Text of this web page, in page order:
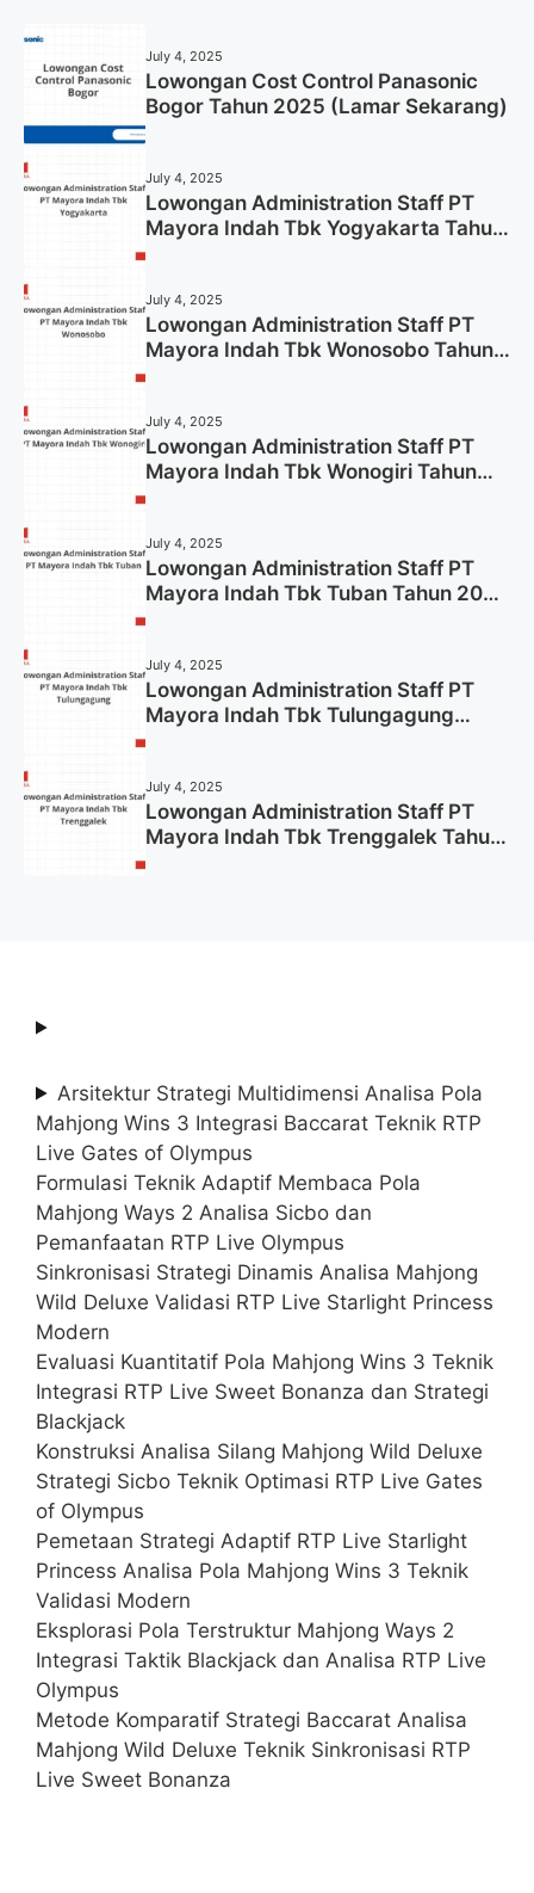
July 4, 2025
Lowongan Cost Control Panasonic
Bogor Tahun 2025 (Lamar Sekarang)
July 4, 2025
Lowongan Administration Staff PT
Mayora Indah Tbk Yogyakarta Tahun
July 4, 2025
Lowongan Administration Staff PT
Mayora Indah Tbk Wonosobo Tahun
July 4, 2025
Lowongan Administration Staff PT
Mayora Indah Tbk Wonogiri Tahun
July 4, 2025
Lowongan Administration Staff PT
Mayora Indah Tbk Tuban Tahun 2025
July 4, 2025
Lowongan Administration Staff PT
Mayora Indah Tbk Tulungagung
July 4, 2025
Lowongan Administration Staff PT
Mayora Indah Tbk Trenggalek Tahun
Arsitektur Strategi Multidimensi Analisa Pola
Mahjong Wins 3 Integrasi Baccarat Teknik RTP
Live Gates of Olympus
Formulasi Teknik Adaptif Membaca Pola
Mahjong Ways 2 Analisa Sicbo dan
Pemanfaatan RTP Live Olympus
Sinkronisasi Strategi Dinamis Analisa Mahjong
Wild Deluxe Validasi RTP Live Starlight Princess
Modern
Evaluasi Kuantitatif Pola Mahjong Wins 3 Teknik
Integrasi RTP Live Sweet Bonanza dan Strategi
Blackjack
Konstruksi Analisa Silang Mahjong Wild Deluxe
Strategi Sicbo Teknik Optimasi RTP Live Gates
of Olympus
Pemetaan Strategi Adaptif RTP Live Starlight
Princess Analisa Pola Mahjong Wins 3 Teknik
Validasi Modern
Eksplorasi Pola Terstruktur Mahjong Ways 2
Integrasi Taktik Blackjack dan Analisa RTP Live
Olympus
Metode Komparatif Strategi Baccarat Analisa
Mahjong Wild Deluxe Teknik Sinkronisasi RTP
Live Sweet Bonanza